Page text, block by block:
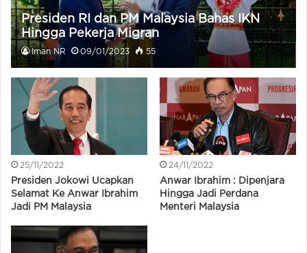
Presiden RI dan PM Malaysia Bahas IKN
Hingga Pekerja Migran
Iman NR 09/01/2023 55
25/11/2022
Presiden Jokowi Ucapkan
Selamat Ke Anwar Ibrahim
Jadi PM Malaysia
24/11/2022
Anwar Ibrahim : Dipenjara
Hingga Jadi Perdana
Menteri Malaysia